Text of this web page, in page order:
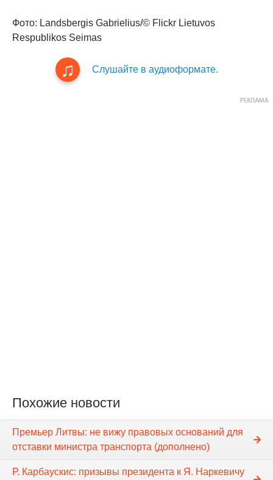
Фото: Landsbergis Gabrielius/© Flickr Lietuvos
Respublikos Seimas
Слушайте в аудиоформате.
Похожие новости
Премьер Литвы: не вижу правовых оснований для
отставки министра транспорта (дополнено)
Р. Карбаускис: призывы президента к Я. Наркевичу